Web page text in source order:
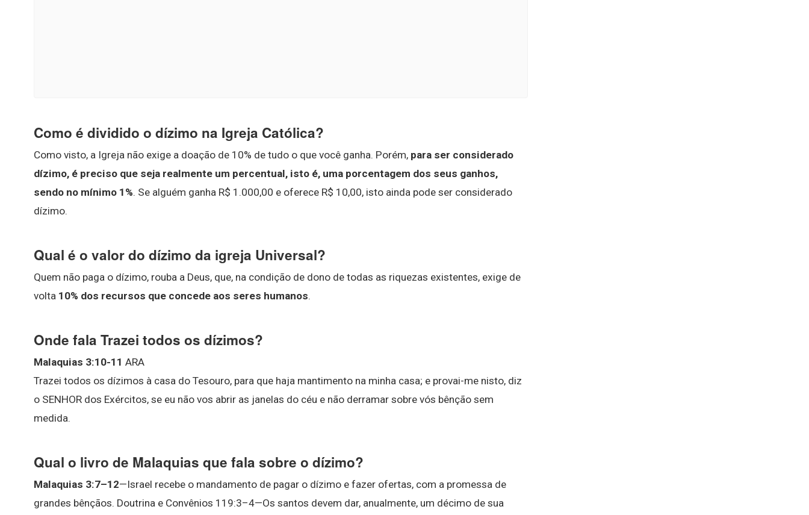
Como é dividido o dízimo na Igreja Católica?
Como visto, a Igreja não exige a doação de 10% de tudo o que você ganha. Porém, para ser considerado
dízimo, é preciso que seja realmente um percentual, isto é, uma porcentagem dos seus ganhos,
sendo no mínimo 1%. Se alguém ganha R$ 1.000,00 e oferece R$ 10,00, isto ainda pode ser considerado
dízimo.
Qual é o valor do dízimo da igreja Universal?
Quem não paga o dízimo, rouba a Deus, que, na condição de dono de todas as riquezas existentes, exige de
volta 10% dos recursos que concede aos seres humanos.
Onde fala Trazei todos os dízimos?
Malaquias 3:10-11 ARA
Trazei todos os dízimos à casa do Tesouro, para que haja mantimento na minha casa; e provai-me nisto, diz
o SENHOR dos Exércitos, se eu não vos abrir as janelas do céu e não derramar sobre vós bênção sem
medida.
Qual o livro de Malaquias que fala sobre o dízimo?
Malaquias 3:7–12—Israel recebe o mandamento de pagar o dízimo e fazer ofertas, com a promessa de
grandes bênçãos. Doutrina e Convênios 119:3–4—Os santos devem dar, anualmente, um décimo de sua